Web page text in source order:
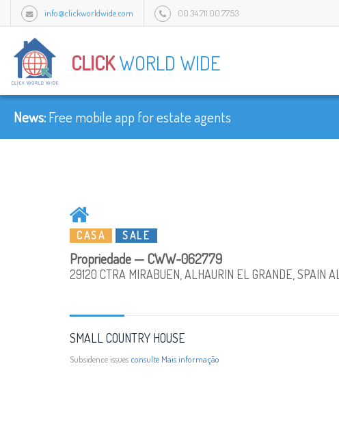
info@clickworldwide.com 00.34.711.00.77.53
CLICKWORLD WIDE
News:Free mobile app for estate agents
CASA SALE
Propriedade — CWW-062779
29120 CTRA MIRABUEN, ALHAURIN EL GRANDE, SPAIN
SMALL COUNTRY HOUSE
Subsidence issues consulte Mais informação